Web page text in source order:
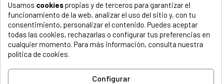
RESISTENCIA Y
GUARNICIÓN
LAVAVAJILLAS
WHIRLPOOL, 1800W
488000520796
30,59 €
RESISTENCIA PARA
LAVAVAJILLAS TEKA,
MIDEA 17476000007431
26,83 €
Usamos cookiespropias y de terceros para garantizar el
funcionamiento de la web, analizar el uso del sitio y, con tu
consentimiento, personalizar el contenido. Puedes aceptar
todas las cookies, rechazarlas o configurar tus preferencias en
cualquier momento. Para más información, consulta nuestra
política de cookies.
Configurar